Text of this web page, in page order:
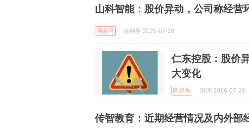
山科智能：股价异动，公司称经营
网易号 金融界 2026-07-28
仁东控股：股价
大变化
网易号 财闻 2026-07-28
传智教育：近期经营情况及内外部